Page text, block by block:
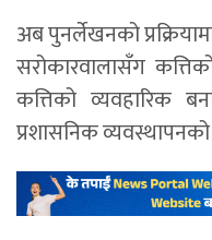
अब पुनर्लेखनको
सरोकारवालासँग
कत्तिको व्यवहारिक
प्रशासनिक